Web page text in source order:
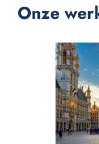
Onze